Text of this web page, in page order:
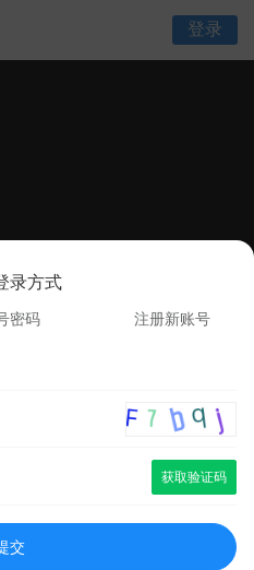
登录
录方式
密码 注册新账号
获取验证码
交